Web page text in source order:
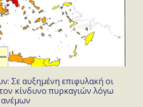
Σε αυξημένη επιφυλακή οι
κίνδυνο πυρκαγιών λόγω